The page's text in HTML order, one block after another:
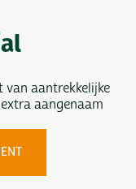
aantrekkelijke
aangenaam